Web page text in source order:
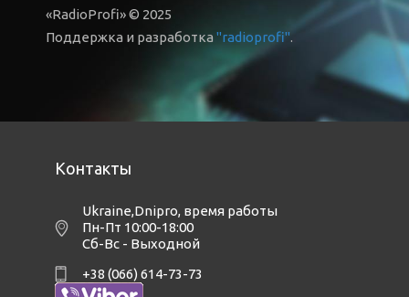
«RadioProfi» © 2025
Поддержка и разработка"radioprofi".
Контакты
Ukraine,Dnipro, время работы
Пн-Пт 10:00-18:00
Сб-Вс - Выходной
+38 (066) 614-73-73